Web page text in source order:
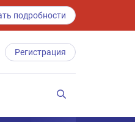
подробности
Регистрация